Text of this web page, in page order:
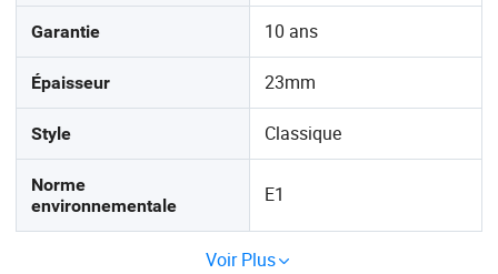
Garantie 10 ans
Épaisseur 23mm
Style Classique
Norme
environnementale
E1
Voir Plus